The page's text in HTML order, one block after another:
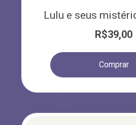
Lulu e seus
R$39,00
Comprar